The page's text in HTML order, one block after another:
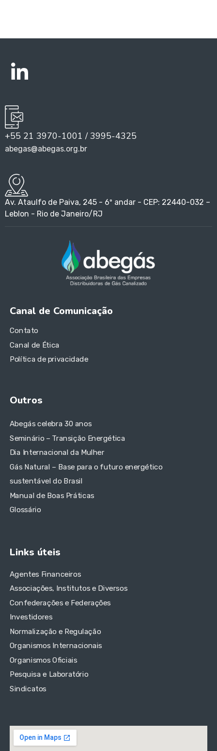
+55 21 3970-1001 / 3995-4325
abegas@abegas.org.br
Av. Ataulfo de Paiva, 245 - 6º andar - CEP: 22440-032 –
Leblon - Rio de Janeiro/RJ
Canal de Comunicação
Contato
Canal de Ética
Política de privacidade
Outros
Abegás celebra 30 anos
Seminário – Transição Energética
Dia Internacional da Mulher
Gás Natural – Base para o futuro energético
sustentável do Brasil
Manual de Boas Práticas
Glossário
Links úteis
Agentes Financeiros
Associações, Institutos e Diversos
Confederações e Federações
Investidores
Normalização e Regulação
Organismos Internacionais
Organismos Oficiais
Pesquisa e Laboratório
Sindicatos